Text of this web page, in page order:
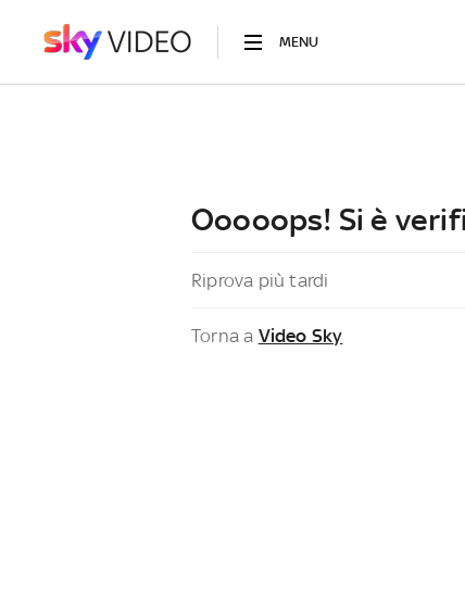
MENU
Ooooops! Si è
Riprova più tardi
Torna a Video Sky